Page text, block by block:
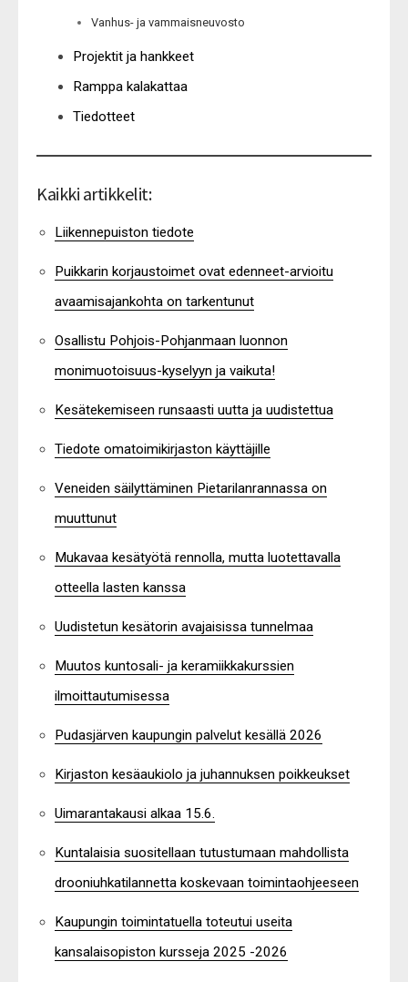
Vanhus- ja vammaisneuvosto
Projektit ja hankkeet
Ramppa kalakattaa
Tiedotteet
Kaikki artikkelit:
Liikennepuiston tiedote
Puikkarin korjaustoimet ovat edenneet-arvioitu
avaamisajankohta on tarkentunut
Osallistu Pohjois-Pohjanmaan luonnon
monimuotoisuus-kyselyyn ja vaikuta!
Kesätekemiseen runsaasti uutta ja uudistettua
Tiedote omatoimikirjaston käyttäjille
Veneiden säilyttäminen Pietarilanrannassa on
muuttunut
Mukavaa kesätyötä rennolla, mutta luotettavalla
otteella lasten kanssa
Uudistetun kesätorin avajaisissa tunnelmaa
Muutos kuntosali- ja keramiikkakurssien
ilmoittautumisessa
Pudasjärven kaupungin palvelut kesällä 2026
Kirjaston kesäaukiolo ja juhannuksen poikkeukset
Uimarantakausi alkaa 15.6.
Kuntalaisia suositellaan tutustumaan mahdollista
drooniuhkatilannetta koskevaan toimintaohjeeseen
Kaupungin toimintatuella toteutui useita
kansalaisopiston kursseja 2025 -2026